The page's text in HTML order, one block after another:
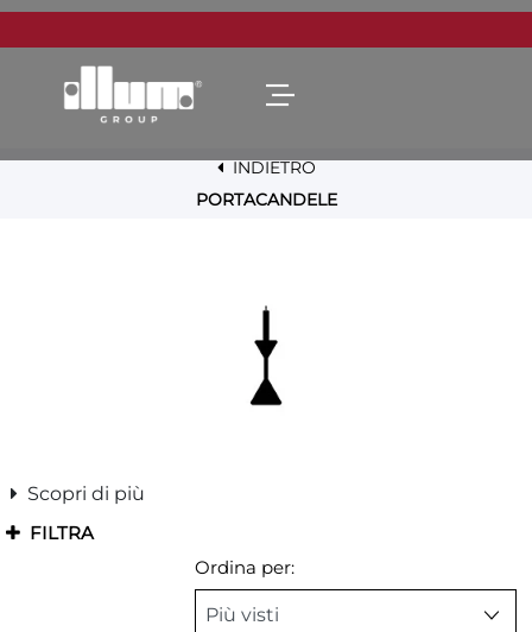
Open menu
INDIETRO
PORTACANDELE
Scopri di più
FILTRA
Ordina per: